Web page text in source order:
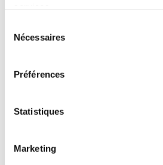
Nécessaires
Préférences
Statistiques
Marketing
MONTUSSAN
Visible depuis la N 89, situé sur la
Montussan, Consultimo vous